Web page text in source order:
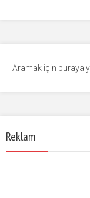
Reklam